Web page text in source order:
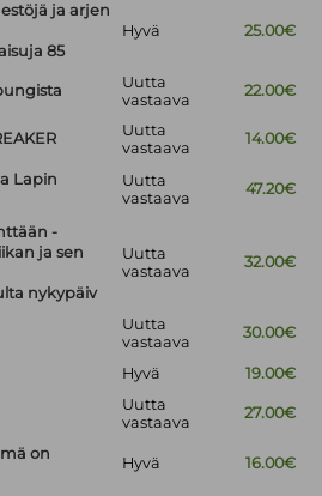
ja arjen
85
Hyvä 25.00€
Uutta
vastaava
22.00€
Uutta
vastaava
14.00€
Lapin
Uutta
vastaava
47.20€
-
ja sen
nykypäiv
Uutta
vastaava
32.00€
Uutta
vastaava
30.00€
Hyvä 19.00€
Uutta
vastaava
27.00€
on
Hyvä 16.00€